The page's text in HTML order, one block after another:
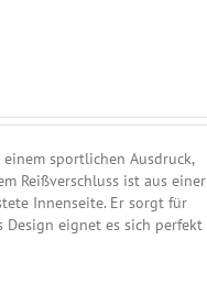
sportlichen Ausdruck,
Reißverschluss ist aus einer
Innenseite. Er sorgt für
Design eignet es sich perfekt